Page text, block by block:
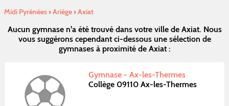
Midi Pyrénées›Ariége›Axiat
Aucun gymnase n'a été trouvé dans votre ville de Axiat. Nous
vous suggérons cependant ci-dessous une sélection de
gymnases à proximité de Axiat :
Gymnase - Ax-les-Thermes
Collège 09110 Ax-les-Thermes